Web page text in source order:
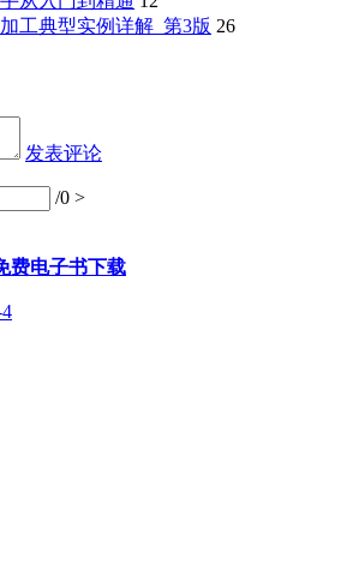
工典型实例详解_第3版 26
发表评论
/0 >
费电子书下载